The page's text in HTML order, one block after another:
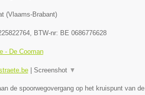
(Vlaams-Brabant)
, BTW-nr: BE 0686776628
- De Cooman
| Screenshot ▼
de spoorwegovergang op het kruispunt van de